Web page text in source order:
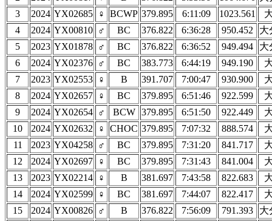
3
2024 YX02685 ♀ BCWP 379.895 6:11:09 1023.561
4
2024 YX00810 ♂ BC 376.822 6:36:28 950.452
大
5
2023 YX01878 ♂ BC 376.822 6:36:52 949.494
大
6
2024 YX02376 ♂ BC 383.773 6:44:19 949.190
7
2023 YX02553 ♀ B 391.707 7:00:47 930.900
8
2024 YX02657 ♀ BC 379.895 6:51:46 922.599
9
2024 YX02654 ♂ BCW 379.895 6:51:50 922.449
10
2024 YX02632 ♀ CHOC 379.895 7:07:32 888.574
11
2023 YX04258 ♂ BC 379.895 7:31:20 841.717
12
2024 YX02697 ♀ BC 379.895 7:31:43 841.004
13
2023 YX02214 ♀ B 381.697 7:43:58 822.683
14
2024 YX02599 ♀ BC 381.697 7:44:07 822.417
15
2024 YX00826 ♂ B 376.822 7:56:09 791.393
大